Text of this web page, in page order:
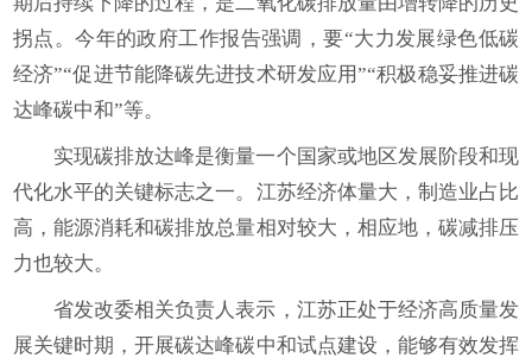
拐点。今年的政府工作报告强调，要“大力发展绿色低碳
经济”“促进节能降碳先进技术研发应用”“积极稳妥推进碳
达峰碳中和”等。
实现碳排放达峰是衡量一个国家或地区发展阶段和现
代化水平的关键标志之一。江苏经济体量大，制造业占比
高，能源消耗和碳排放总量相对较大，相应地，碳减排压
力也较大。
省发改委相关负责人表示，江苏正处于经济高质量发
展关键时期，开展碳达峰碳中和试点建设，能够有效发挥